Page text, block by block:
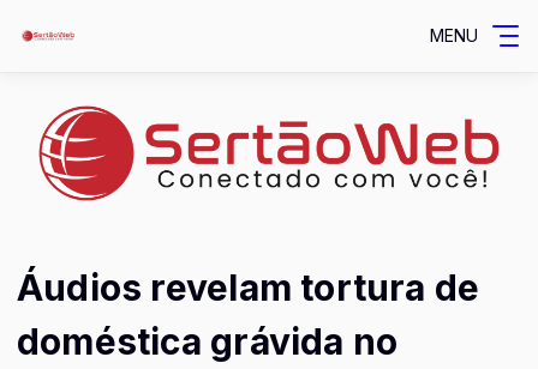
MENU
Áudios revelam tortura de
doméstica grávida no